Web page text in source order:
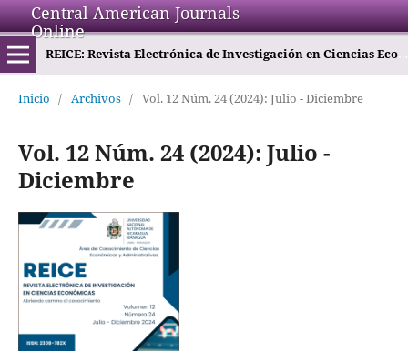
Central American Journals
Online
REICE: Revista Electrónica de Investigación en Ciencias Económicas
Inicio / Archivos / Vol. 12 Núm. 24 (2024): Julio - Diciembre
Vol. 12 Núm. 24 (2024): Julio -
Diciembre